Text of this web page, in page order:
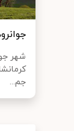
شهر
جم...